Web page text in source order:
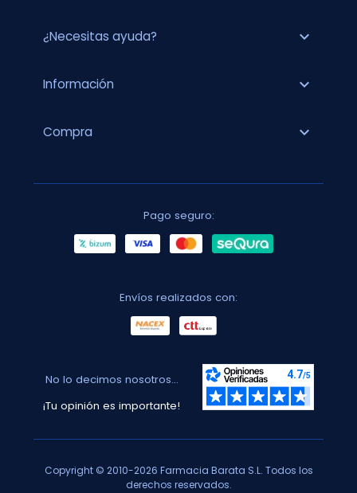
¿Necesitas ayuda? expand_more
Información expand_more
Compra expand_more
Pago seguro:
Envíos realizados con:
No lo decimos nosotros...
¡Tu opinión es importante!
Copyright © 2010-2026 Farmacia Barata S.L. Todos los
derechos reservados.